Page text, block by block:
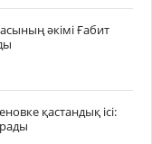
әкімі Ғабит
қастандық ісі: